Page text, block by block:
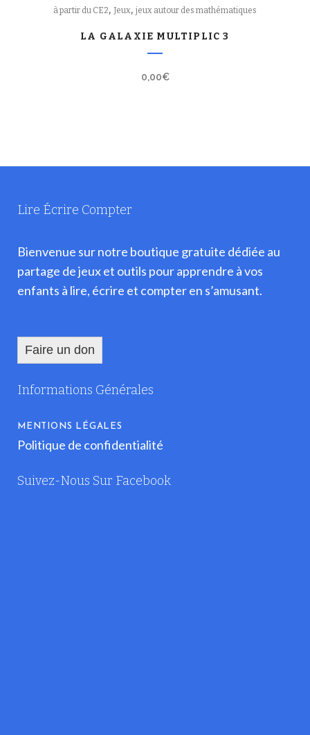
à partir du CE2, Jeux, jeux autour des mathématiques
LA GALAXIE MULTIPLIC 3
0,00€
Lire Écrire Compter
Bienvenue sur notre boutique gratuite dédiée au
partage de jeux et outils pour apprendre à vos
enfants à lire, écrire et compter en s’amusant.
Faire un don
Informations Générales
MENTIONS LÉGALES
Politique de confidentialité
Suivez-Nous Sur Facebook